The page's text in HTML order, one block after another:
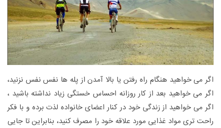
اگر می خواهید هنگام راه رفتن یا بالا آمدن از پله ها نفس نفس نزنید،
اگر می خواهید بعد از کار روزانه احساس خستگی زیاد نداشته باشید ،
اگر می خواهید از زندگی خود در کنار اعضای خانواده لذت برده و با فکر
راحت تری مواد غذایی مورد علاقه خود را مصرف کنید، بنابراین تا جایی